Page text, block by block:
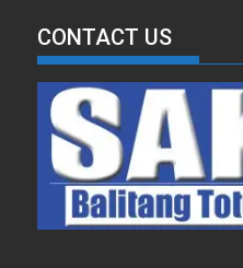
CONTACT US